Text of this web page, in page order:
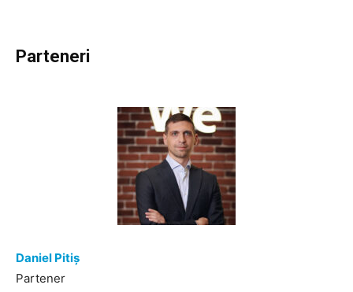
Parteneri
Daniel Pitiș
Partener